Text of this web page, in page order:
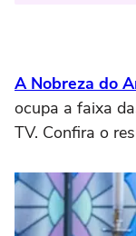
A Nobreza do
ocupa a faixa
TV. Confira o